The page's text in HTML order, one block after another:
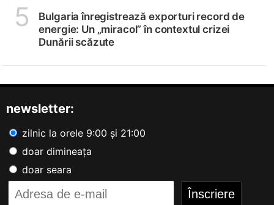
5
Bulgaria înregistrează exporturi record de
energie: Un „miracol” în contextul crizei
Dunării scăzute
newsletter:
zilnic la orele 9:00 și 21:00
doar dimineața
doar seara